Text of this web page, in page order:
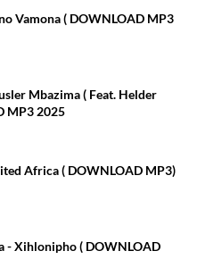
Vamona ( DOWNLOAD MP3
Mbazima ( Feat. Helder
MP3 2025
Africa ( DOWNLOAD MP3)
- Xihlonipho ( DOWNLOAD